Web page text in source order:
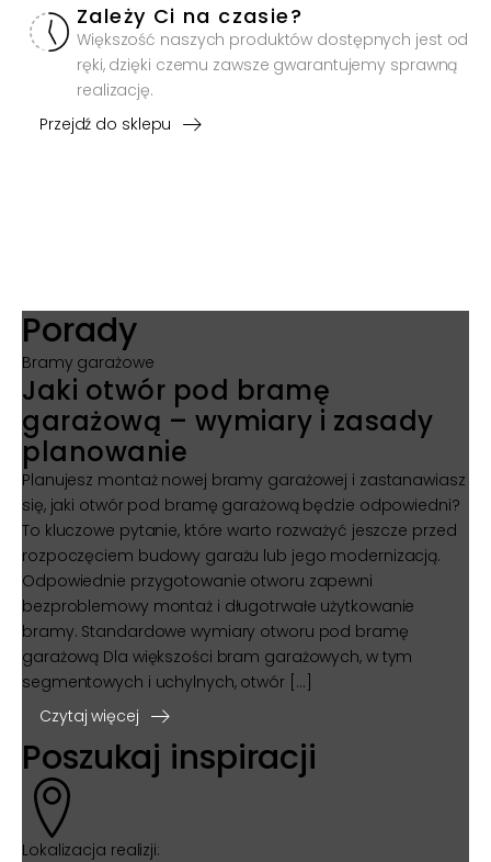
Zależy Ci na czasie?
Większość naszych produktów dostępnych jest od
ręki, dzięki czemu zawsze gwarantujemy sprawną
realizację.
Przejdź do sklepu
Porady
Bramy garażowe
Jaki otwór pod bramę
garażową – wymiary i zasady
planowanie
Planujesz montaż nowej bramy garażowej i zastanawiasz
się, jaki otwór pod bramę garażową będzie odpowiedni?
To kluczowe pytanie, które warto rozważyć jeszcze przed
rozpoczęciem budowy garażu lub jego modernizacją.
Odpowiednie przygotowanie otworu zapewni
bezproblemowy montaż i długotrwałe użytkowanie
bramy. Standardowe wymiary otworu pod bramę
garażową Dla większości bram garażowych, w tym
segmentowych i uchylnych, otwór […]
Czytaj więcej
Poszukaj inspiracji
Lokalizacja realizji: